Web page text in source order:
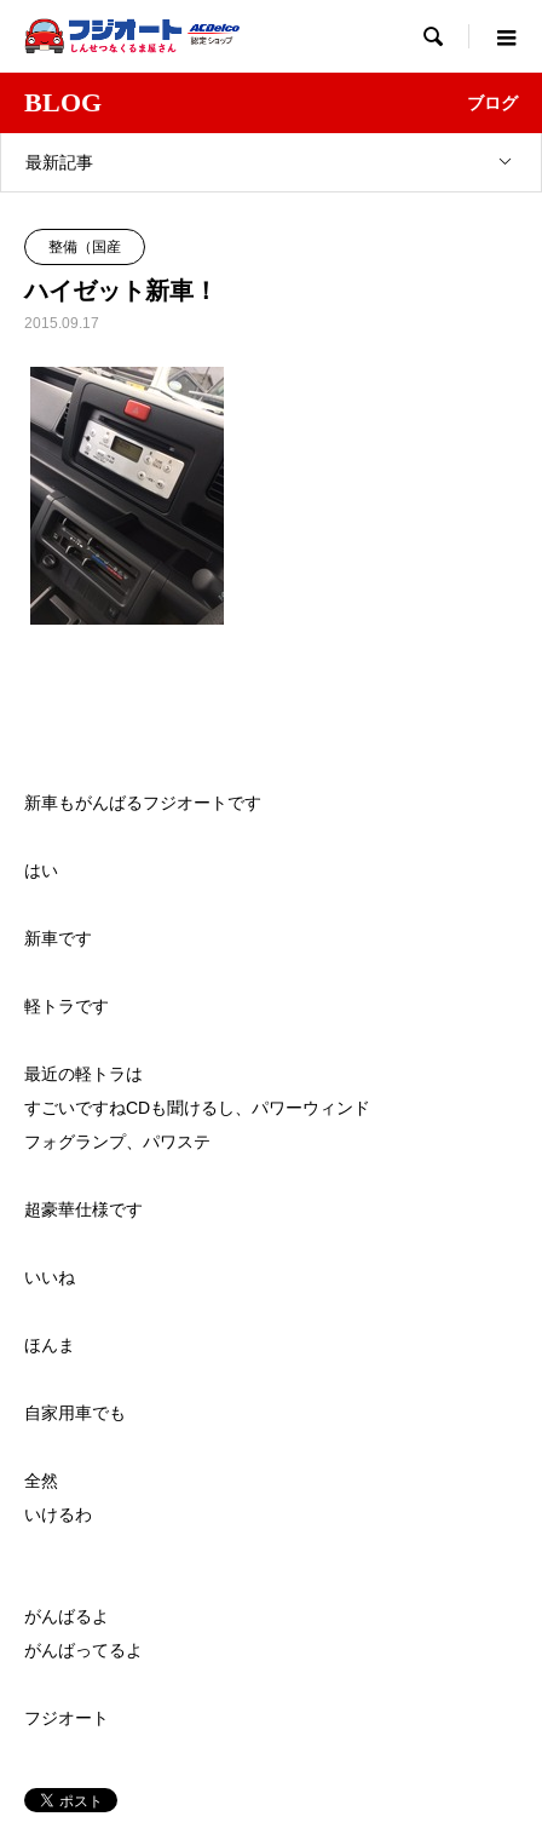

BLOG ブログ
最新記事
整備（国産
ハイゼット新車！
2015.09.17
新車もがんばるフジオートです
はい
新車です
軽トラです
最近の軽トラは
すごいですねCDも聞けるし、パワーウィンド
フォグランプ、パワステ
超豪華仕様です
いいね
ほんま
自家用車でも
全然
いけるわ
がんばるよ
がんばってるよ
フジオート